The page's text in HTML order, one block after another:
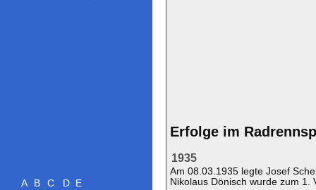
A B C D
E
Erfolge im
1935
Am 08.03.1935 legte Josef
Nikolaus Dönisch wurde zum 1.